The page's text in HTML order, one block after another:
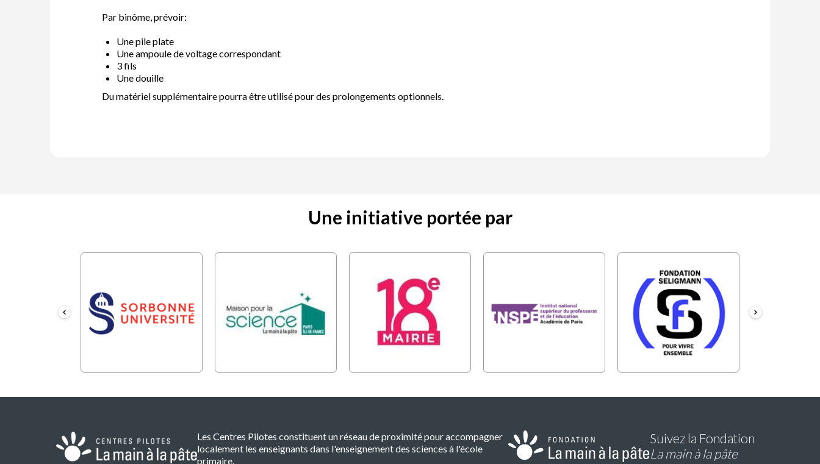
Par binôme, prévoir:
Une pile plate
Une ampoule de voltage correspondant
3 fils
Une douille
Du matériel supplémentaire pourra être utilisé pour des prolongements optionnels.
Une initiative portée par
Les Centres Pilotes constituent un réseau de proximité pour accompagner
localement les enseignants dans l'enseignement des sciences à l'école
primaire.
Suivez la Fondation
La main à la pâte